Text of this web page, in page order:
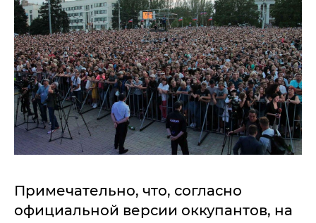
Примечательно, что, согласно
официальной версии оккупантов, на